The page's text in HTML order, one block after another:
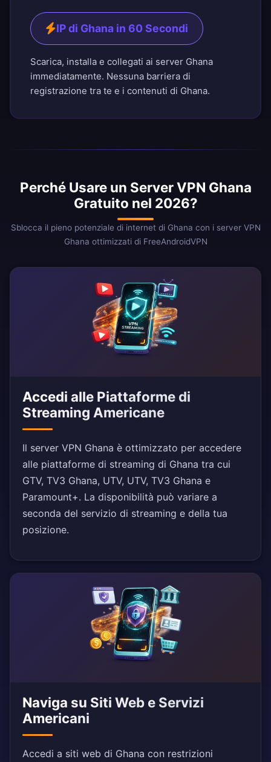
IP di Ghana in 60 Secondi
Scarica, installa e collegati ai server Ghana
immediatamente. Nessuna barriera di
registrazione tra te e i contenuti di Ghana.
Perché Usare un Server VPN Ghana
Gratuito nel 2026?
Sblocca il pieno potenziale di internet di Ghana con i server VPN
Ghana ottimizzati di FreeAndroidVPN
Accedi alle Piattaforme di
Streaming Americane
Il server VPN Ghana è ottimizzato per accedere
alle piattaforme di streaming di Ghana tra cui
GTV, TV3 Ghana, UTV, UTV, TV3 Ghana e
Paramount+. La disponibilità può variare a
seconda del servizio di streaming e della tua
posizione.
Naviga su Siti Web e Servizi
Americani
Accedi a siti web di Ghana con restrizioni